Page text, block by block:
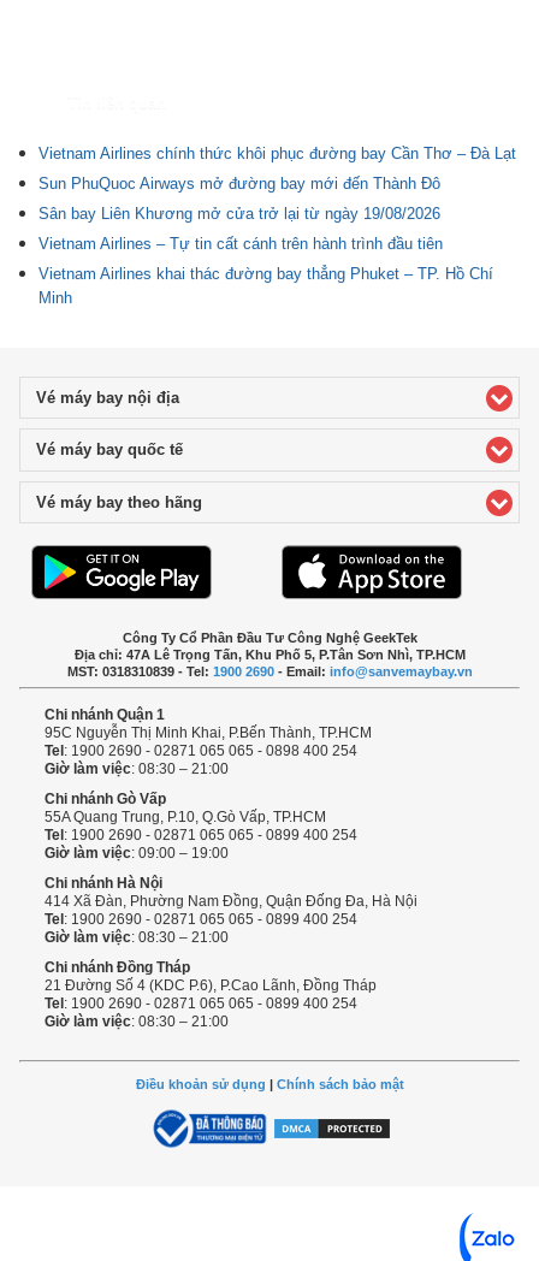
Vietnam Airlines chính thức khôi phục đường bay Cần Thơ – Đà Lạt
Sun PhuQuoc Airways mở đường bay mới đến Thành Đô
Sân bay Liên Khương mở cửa trở lại từ ngày 19/08/2026
Vietnam Airlines – Tự tin cất cánh trên hành trình đầu tiên
Vietnam Airlines khai thác đường bay thẳng Phuket – TP. Hồ Chí
Minh
Vé máy bay nội địaclick to expand contents
Vé máy bay quốc tếclick to expand contents
Vé máy bay theo hãng
Công Ty Cổ Phần Đầu Tư Công Nghệ GeekTek
Địa chỉ: 47A Lê Trọng Tấn, Khu Phố 5, P.Tân Sơn Nhì, TP.HCM
MST: 0318310839 - Tel: 1900 2690- Email: info@sanvemaybay.vn
Chi nhánh Quận 1
95C Nguyễn Thị Minh Khai, P.Bến Thành, TP.HCM
Tel : 1900 2690 - 02871 065 065 - 0898 400 254
Giờ làm việc: 08:30 – 21:00
Chi nhánh Gò Vấp
55A Quang Trung, P.10, Q.Gò Vấp, TP.HCM
Tel : 1900 2690 - 02871 065 065 - 0899 400 254
Giờ làm việc: 09:00 – 19:00
Chi nhánh Hà Nội
414 Xã Đàn, Phường Nam Đồng, Quận Đống Đa, Hà Nội
Tel : 1900 2690 - 02871 065 065 - 0899 400 254
Giờ làm việc: 08:30 – 21:00
Chi nhánh Đồng Tháp
21 Đường Số 4 (KDC P.6), P.Cao Lãnh, Đồng Tháp
Tel : 1900 2690 - 02871 065 065 - 0899 400 254
Giờ làm việc: 08:30 – 21:00
Điều khoản sử dụng Chính sách bảo mật